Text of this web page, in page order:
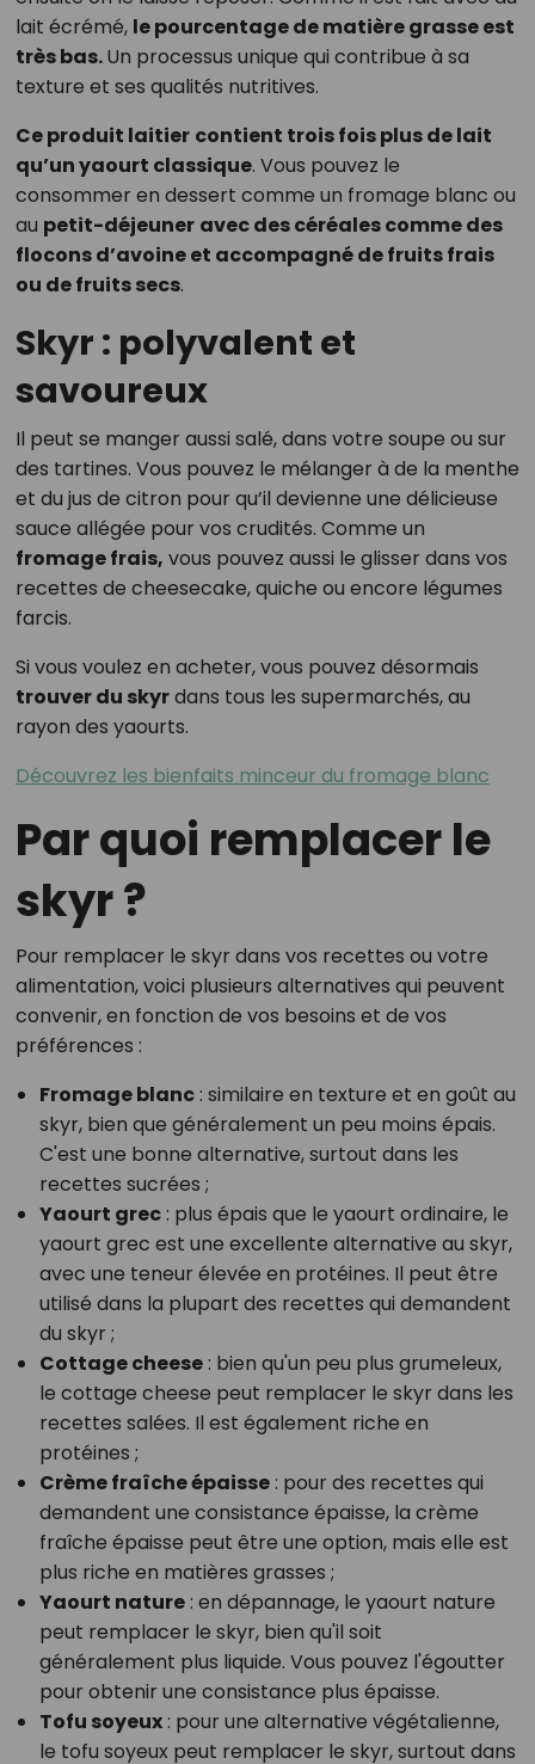
lait écrémé, le pourcentage de matière grasse est
très bas.Un processus unique qui contribue à sa
texture et ses qualités nutritives.
Ce produit laitier contient trois fois plus de lait
qu’un yaourt classique. Vous pouvez le
consommer en dessert comme un fromage blanc ou
au petit-déjeuner avec des céréales comme des
flocons d’avoine et accompagné de fruits frais
ou de fruits secs.
Skyr : polyvalent et
savoureux
Il peut se manger aussi salé, dans votre soupe ou sur
des tartines. Vous pouvez le mélanger à de la menthe
et du jus de citron pour qu’il devienne une délicieuse
sauce allégée pour vos crudités. Comme un
fromage frais, vous pouvez aussi le glisser dans vos
recettes de cheesecake, quiche ou encore légumes
farcis.
Si vous voulez en acheter, vous pouvez désormais
trouver du skyrdans tous les supermarchés, au
rayon des yaourts.
Découvrez les bienfaits minceur du fromage blanc
Par quoi remplacer le
skyr ?
Pour remplacer le skyr dans vos recettes ou votre
alimentation, voici plusieurs alternatives qui peuvent
convenir, en fonction de vos besoins et de vos
préférences :
Fromage blanc: similaire en texture et en goût au
skyr, bien que généralement un peu moins épais.
C'est une bonne alternative, surtout dans les
recettes sucrées ;
Yaourt grec: plus épais que le yaourt ordinaire, le
yaourt grec est une excellente alternative au skyr,
avec une teneur élevée en protéines. Il peut être
utilisé dans la plupart des recettes qui demandent
du skyr ;
Cottage cheese: bien qu'un peu plus grumeleux,
le cottage cheese peut remplacer le skyr dans les
recettes salées. Il est également riche en
protéines ;
Crème fraîche épaisse: pour des recettes qui
demandent une consistance épaisse, la crème
fraîche épaisse peut être une option, mais elle est
plus riche en matières grasses ;
Yaourt nature: en dépannage, le yaourt nature
peut remplacer le skyr, bien qu'il soit
généralement plus liquide. Vous pouvez l'égoutter
pour obtenir une consistance plus épaisse.
Tofu soyeux: pour une alternative végétalienne,
le tofu soyeux peut remplacer le skyr, surtout dans